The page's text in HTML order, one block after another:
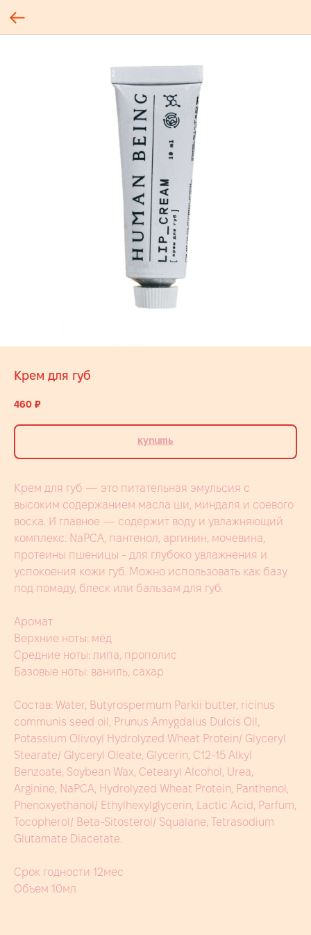
Крем для губ
460 ₽
Купить
Крем для губ — это питательная эмульсия с
высоким содержанием масла ши, миндаля и соевого
воска. И главное — содержит воду и увлажняющий
комплекс. NaPCA, пантенол, аргинин, мочевина,
протеины пшеницы - для глубоко увлажнения и
успокоения кожи губ. Можно использовать как базу
под помаду, блеск или бальзам для губ.
Аромат
Верхние ноты: мёд
Средние ноты: липа, прополис
Базовые ноты: ваниль, сахар
Состав: Water, Butyrospermum Parkii butter, ricinus
communis seed oil, Prunus Amygdalus Dulcis Oil,
Potassium Olivoyl Hydrolyzed Wheat Protein/ Glyceryl
Stearate/ Glyceryl Oleate, Glycerin, C12-15 Alkyl
Benzoate, Soybean Wax, Cetearyl Alcohol, Urea,
Arginine, NaPCA, Hydrolyzed Wheat Protein, Panthenol,
Phenoxyethanol/ Ethylhexylglycerin, Lactic Acid, Parfum,
Tocopherol/ Beta-Sitosterol/ Squalane, Tetrasodium
Glutamate Diacetate.
Срок годности 12мес
Объем 10мл